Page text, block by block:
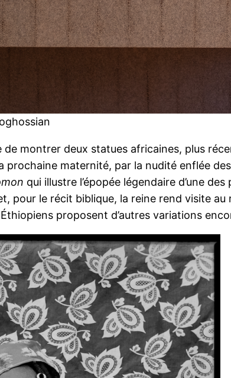
de montrer deux statues africaines, plus
prochaine maternité, par la nudité enflée
qui illustre l’épopée légendaire d’une
pour le récit biblique, la reine rend visite
proposent d’autres variations